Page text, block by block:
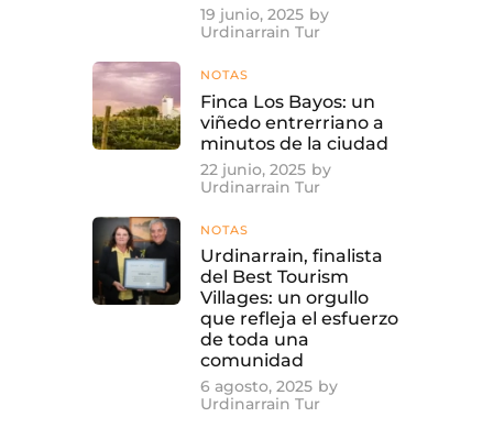
19 junio, 2025 by
Urdinarrain Tur
NOTAS
Finca Los Bayos: un
viñedo entrerriano a
minutos de la ciudad
22 junio, 2025 by
Urdinarrain Tur
NOTAS
Urdinarrain, finalista
del Best Tourism
Villages: un orgullo
que refleja el esfuerzo
de toda una
comunidad
6 agosto, 2025 by
Urdinarrain Tur